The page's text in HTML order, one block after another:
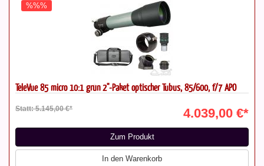
%%%
TeleVue 85 micro 10:1 grün 2"-Paket optischer Tubus, 85/600, f/7 APO
Statt: 5.145,00 €* 4.039,00 €*
Zum Produkt
In den Warenkorb